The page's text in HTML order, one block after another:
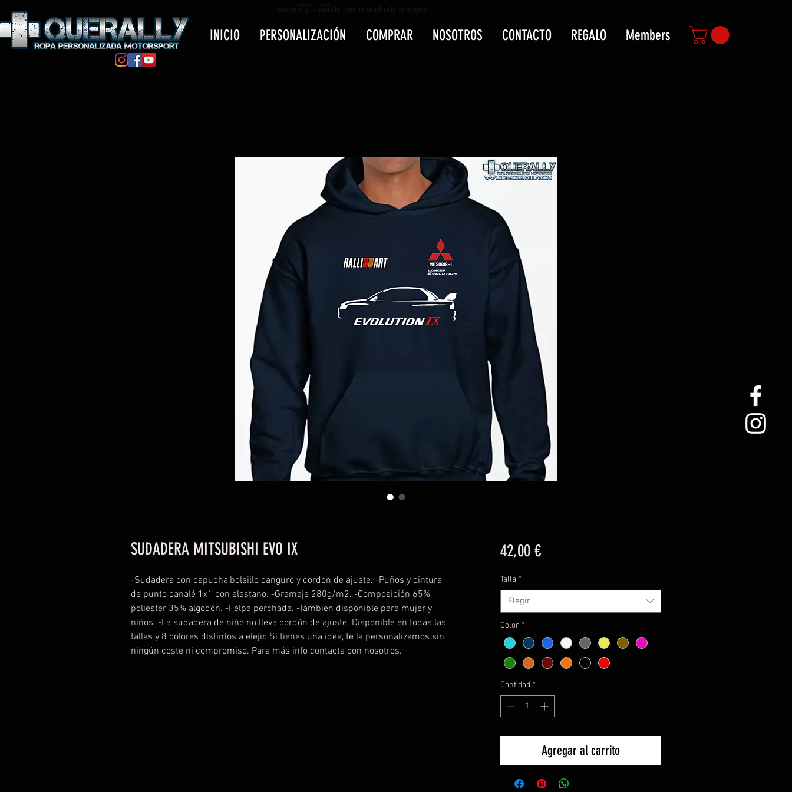
INICIO PERSONALIZACIÓN COMPRAR NOSOTROS CONTACTO REGALO Members
SUDADERA MITSUBISHI EVO IX
-Sudadera con capucha,bolsillo canguro y cordon de ajuste. -Puños y cintura
de punto canalé 1x1 con elastano. -Gramaje 280g/m2. -Composición 65%
poliester 35% algodón. -Felpa perchada. -Tambien disponible para mujer y
niños. -La sudadera de niño no lleva cordón de ajuste. Disponible en todas las
tallas y 8 colores distintos a elejir. Si tienes una idea, te la personalizamos sin
ningún coste ni compromiso. Para más info contacta con nosotros.
42,00 €Precio
Talla *
Elegir
Color *
Cantidad *
Agregar al carrito